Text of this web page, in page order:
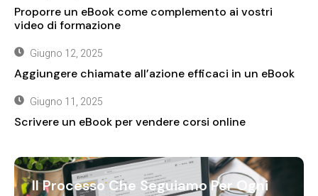
Proporre un eBook come complemento ai vostri
video di formazione
Giugno 12, 2025
Aggiungere chiamate all’azione efficaci in un eBook
Giugno 11, 2025
Scrivere un eBook per vendere corsi online
Il Processo Che Seguiamo Per Ogni